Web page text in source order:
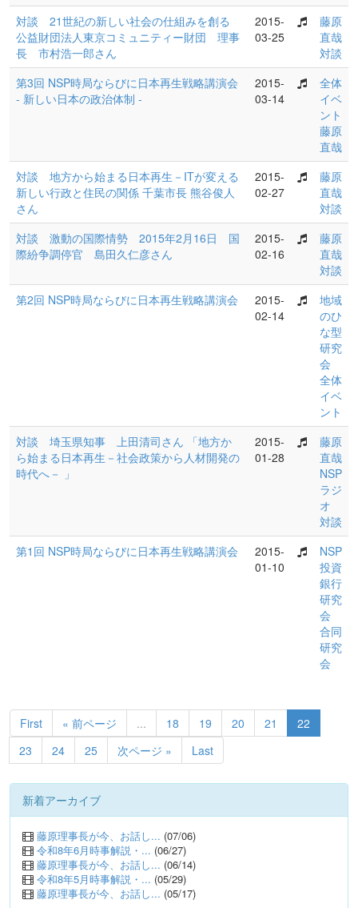
対談 21世紀の新しい社会の仕組みを創る
公益財団法人東京コミュニティー財団 理事
長 市村浩一郎さん
2015-
03-25
藤原
直哉
対談
第3回 NSP時局ならびに日本再生戦略講演会
- 新しい日本の政治体制 -
2015-
03-14
全体
イベ
ント
藤原
直哉
対談 地方から始まる日本再生－ITが変える
新しい行政と住民の関係 千葉市長 熊谷俊人
さん
2015-
02-27
藤原
直哉
対談
対談 激動の国際情勢 2015年2月16日 国
際紛争調停官 島田久仁彦さん
2015-
02-16
藤原
直哉
対談
第2回 NSP時局ならびに日本再生戦略講演会
2015-
02-14
地域
のひ
な型
研究
会
全体
イベ
ント
対談 埼玉県知事 上田清司さん 「地方か
ら始まる日本再生－社会政策から人材開発の
時代へ－ 」
2015-
01-28
藤原
直哉
NSP
ラジ
オ
対談
第1回 NSP時局ならびに日本再生戦略講演会
2015-
01-10
NSP
投資
銀行
研究
会
合同
研究
会
First « 前ページ ... 18 19 20 21
22
23
24 25 次ページ » Last
新着アーカイブ
藤原理事長が今、お話し... (07/06)
令和8年6月時事解説・... (06/27)
藤原理事長が今、お話し... (06/14)
令和8年5月時事解説・... (05/29)
藤原理事長が今、お話し... (05/17)